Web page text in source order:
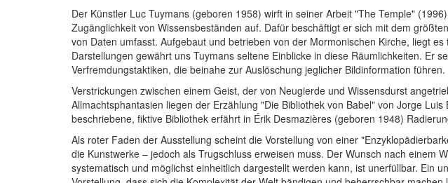
Der Künstler Luc Tuymans (geboren 1958) wirft in seiner Arbeit "The Temple"
Zugänglichkeit von Wissensbeständen auf. Dafür beschäftigt er sich mit dem
von Daten umfasst. Aufgebaut und betrieben von der Mormonischen Kirche, liegt
Darstellungen gewährt uns Tuymans seltene Einblicke in diese Räumlichkeiten. Er
Verfremdungstaktiken, die beinahe zur Auslöschung jeglicher Bildinformation führen.
Verstrickungen zwischen einem Geist, der von Neugierde und Wissensdurst
Allmachtsphantasien liegen der Erzählung "Die Bibliothek von Babel" von Jorge
beschriebene, fiktive Bibliothek erfährt in Érik Desmazières (geboren 1948)
Als roter Faden der Ausstellung scheint die Vorstellung von einer
die Kunstwerke – jedoch als Trugschluss erweisen muss. Der Wunsch nach einem
systematisch und möglichst einheitlich dargestellt werden kann, ist unerfüllbar. Ein